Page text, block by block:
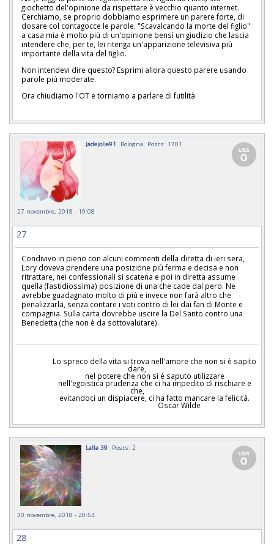
giochetto del'opinione da rispettare è vecchio quanto internet.
Cerchiamo, se proprio dobbiamo esprimere un parere forte, di
dosare col contagocce le parole. "Scavalcando la morte del figlio"
a casa mia è molto più di un'opinione bensì un giudizio che lascia
intendere che, per te, lei ritenga un'apparizione televisiva più
importante della vita del figlio.
Non intendevi dire questo? Esprimi allora questo parere usando
parole più moderate.
Ora chiudiamo l'OT e torniamo a parlare di futilità
jadejolie91 Bologna Posts: 1701
27 novembre, 2018 - 19:08
27
Condivivo in pieno con alcuni commenti della diretta di ieri sera,
Lory doveva prendere una posizione più ferma e decisa e non
ritrattare, nei confessionali si scatena e poi in diretta assume
quella (fastidiossima) posizione di una che cade dal pero. Ne
avrebbe guadagnato molto di più e invece non farà altro che
penalizzarla, senza contare i voti contro di lei dai fan di Monte e
compagnia. Sulla carta dovrebbe uscire la Del Santo contro una
Benedetta (che non è da sottovalutare).
Lo spreco della vita si trova nell'amore che non si è sapito
dare,
nel potere che non si è saputo utilizzare
nell'egoistica prudenza che ci ha impedito di rischiare e
che,
evitandoci un dispiacere, ci ha fatto mancare la felicità.
Oscar Wilde
Lalla 39 Posts: 2
30 novembre, 2018 - 20:54
28